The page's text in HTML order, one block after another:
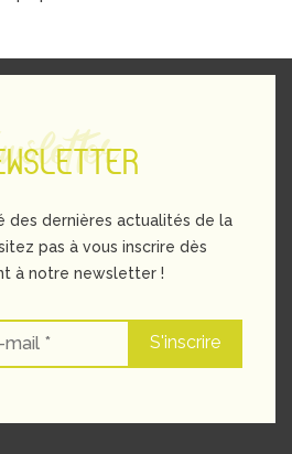
des dernières actualités de la
pas à vous inscrire dès
à notre newsletter !